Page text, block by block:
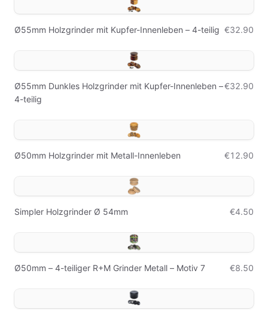
Ø55mm Holzgrinder mit Kupfer-Innenleben – 4-teilig €32.90
Ø55mm Dunkles Holzgrinder mit Kupfer-Innenleben –
4-teilig
€32.90
Ø50mm Holzgrinder mit Metall-Innenleben €12.90
Simpler Holzgrinder Ø 54mm €4.50
Ø50mm – 4-teiliger R+M Grinder Metall – Motiv 7 €8.50